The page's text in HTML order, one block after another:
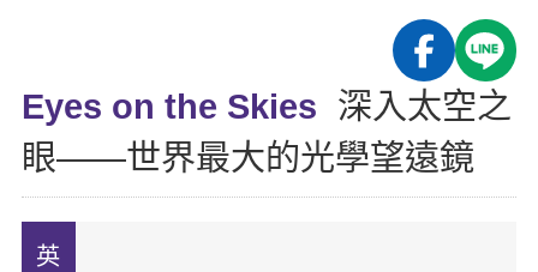
開口溜英文
旅遊英文
基礎字彙
英語俱樂部
ECAM
Let's Talk
日語
韓語
更多
一對一家教
Recruiting
Eyes on the Skies 深入太空之
眼——世界最大的光學望遠鏡